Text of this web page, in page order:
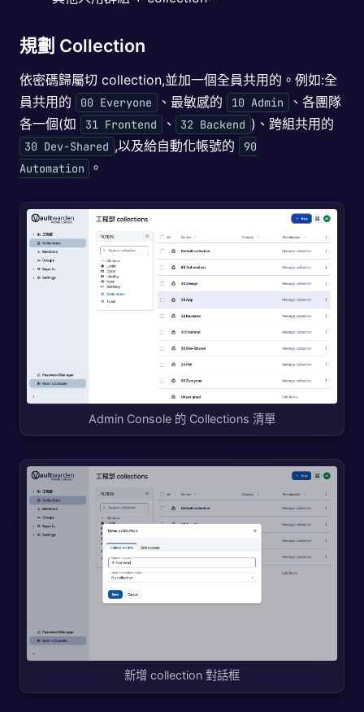
規劃 Collection
依密碼歸屬切 collection,並加一個全員共用的。例如:全
員共用的
00 Everyone 、最敏感的 10 Admin
、各團隊
各一個(如
31 Frontend 、 32 Backend )、跨組共用的
30 Dev-Shared ,以及給自動化帳號的
90
Automation
。
Admin Console 的 Collections 清單
新增 collection 對話框